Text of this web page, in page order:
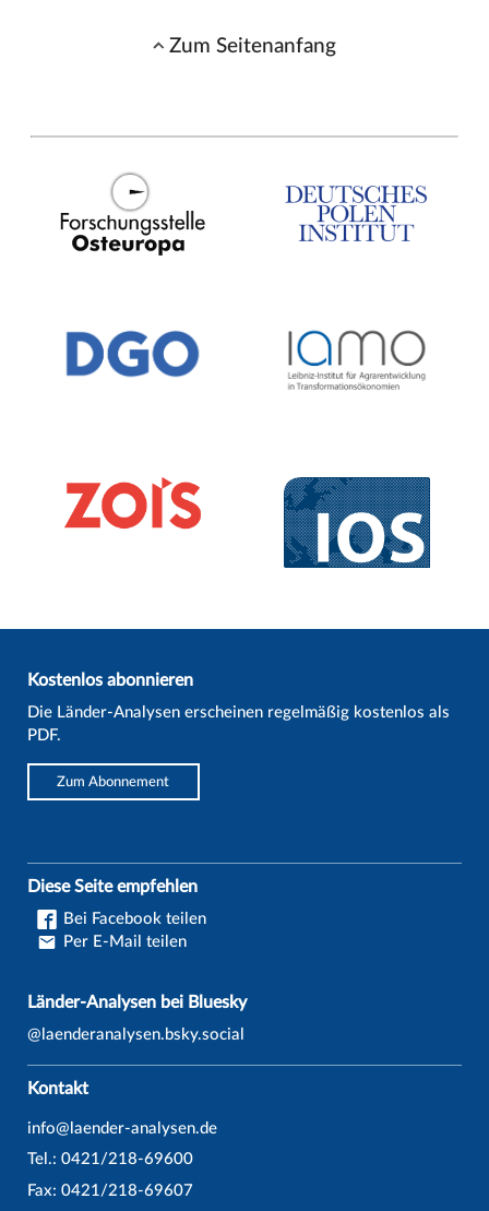
Zum Seitenanfang
Kostenlos abonnieren
Die Länder-Analysen erscheinen regelmäßig kostenlos als
PDF.
Zum Abonnement
Diese Seite empfehlen
Bei Facebook teilen
Per E-Mail teilen
Länder-Analysen bei Bluesky
@laenderanalysen.bsky.social
Kontakt
info@laender-analysen.de
Tel.: 0421/218-69600
Fax: 0421/218-69607